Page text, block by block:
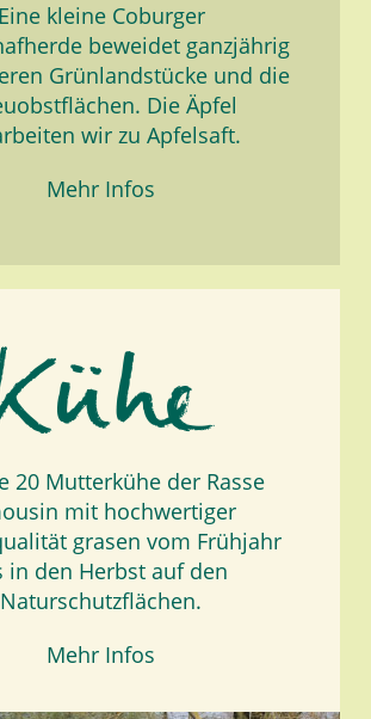
Eine kleine Coburger
beweidet ganzjährig
Grünlandstücke und die
Die Äpfel
wir zu Apfelsaft.
Mehr Infos
20 Mutterkühe der Rasse
mit hochwertiger
grasen vom Frühjahr
in den Herbst auf den
Naturschutzflächen.
Mehr Infos